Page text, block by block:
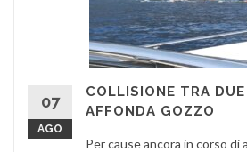
07
AGO
COLLISIONE TRA
AFFONDA GOZZO
Per cause ancora in corso di